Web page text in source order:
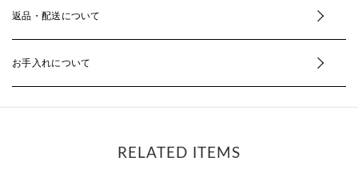
返品・配送について
お手入れについて
RELATED ITEMS